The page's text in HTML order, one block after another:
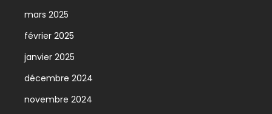
mars 2025
février 2025
janvier 2025
décembre 2024
novembre 2024